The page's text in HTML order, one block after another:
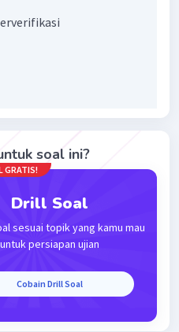
kelompok dengan
soal ini?
GRATIS!
Drill Soal
sesuai topik yang kamu mau
untuk persiapan ujian
Cobain Drill Soal